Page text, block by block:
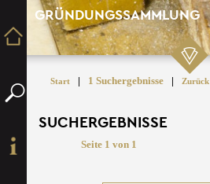
GRÜNDUNGSSAMMLUNG
Start | 1 Suchergebnisse | Zurück
SUCHERGEBNISSE
Seite 1 von 1